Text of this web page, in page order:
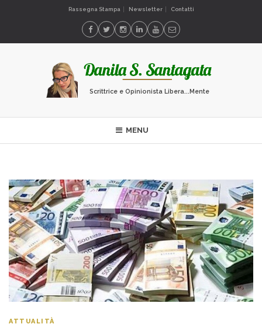
Rassegna Stampa Newsletter Contatti
Scrittrice e Opinionista Libera...Mente
MENU
ATTUALITÀ